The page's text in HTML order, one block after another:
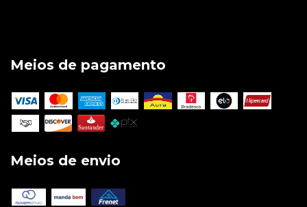
Meios de pagamento
Meios de envio